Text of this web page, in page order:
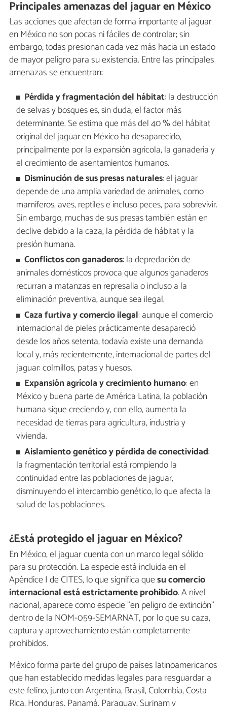
Principales amenazas del jaguar en México
Las acciones que afectan de forma importante al jaguar
en México no son pocas ni fáciles de controlar; sin
embargo, todas presionan cada vez más hacia un estado
de mayor peligro para su existencia. Entre las principales
amenazas se encuentran:
Pérdida y fragmentación del hábitat: la destrucción
de selvas y bosques es, sin duda, el factor más
determinante. Se estima que más del 40 % del hábitat
original del jaguar en México ha desaparecido,
principalmente por la expansión agrícola, la ganadería y
el crecimiento de asentamientos humanos.
Disminución de sus presas naturales: el jaguar
depende de una amplia variedad de animales, como
mamíferos, aves, reptiles e incluso peces, para sobrevivir.
Sin embargo, muchas de sus presas también están en
declive debido a la caza, la pérdida de hábitat y la
presión humana.
Conflictos con ganaderos: la depredación de
animales domésticos provoca que algunos ganaderos
recurran a matanzas en represalia o incluso a la
eliminación preventiva, aunque sea ilegal.
Caza furtiva y comercio ilegal: aunque el comercio
internacional de pieles prácticamente desapareció
desde los años setenta, todavía existe una demanda
local y, más recientemente, internacional de partes del
jaguar: colmillos, patas y huesos.
Expansión agrícola y crecimiento humano: en
México y buena parte de América Latina, la población
humana sigue creciendo y, con ello, aumenta la
necesidad de tierras para agricultura, industria y
vivienda.
Aislamiento genético y pérdida de conectividad:
la fragmentación territorial está rompiendo la
continuidad entre las poblaciones de jaguar,
disminuyendo el intercambio genético, lo que afecta la
salud de las poblaciones.
¿Está protegido el jaguar en México?
En México, el jaguar cuenta con un marco legal sólido
para su protección. La especie está incluida en el
Apéndice I de CITES, lo que significa quesu comercio
internacional está estrictamente prohibido. A nivel
nacional, aparece como especie "en peligro de extinción"
dentro de la NOM-059-SEMARNAT, por lo que su caza,
captura y aprovechamiento están completamente
prohibidos.
México forma parte del grupo de países latinoamericanos
que han establecido medidas legales para resguardar a
este felino, junto con Argentina, Brasil, Colombia, Costa